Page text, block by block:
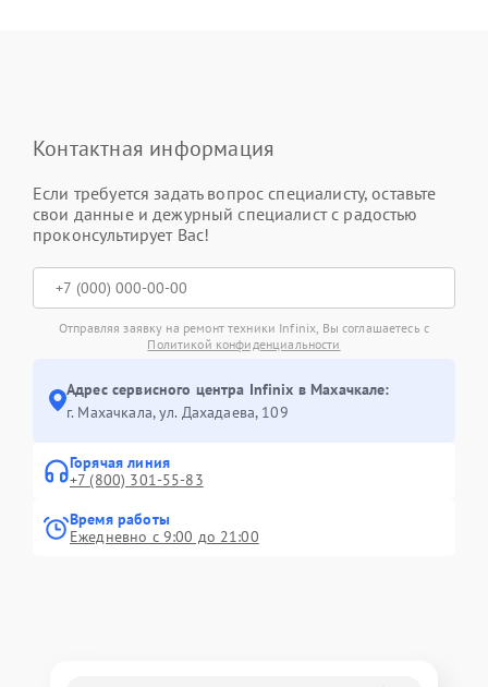
Контактная информация
Если требуется задать вопрос специалисту, оставьте
свои данные и дежурный специалист с радостью
проконсультирует Вас!
Отправляя заявку на ремонт техники Infinix, Вы соглашаетесь с
Политикой конфиденциальности
Адрес сервисного центра Infinix в Махачкале:
г. Махачкала, ул. Дахадаева, 109
Горячая линия
+7 (800) 301-55-83
Время работы
Ежедневно с 9:00 до 21:00